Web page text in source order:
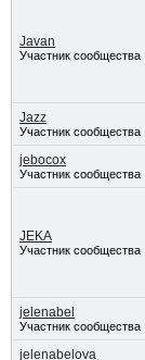
Javan
Участник сообщества
Jazz
Участник сообщества
jebocox
Участник сообщества
JEKA
Участник сообщества
jelenabel
Участник сообщества
jelenabelova